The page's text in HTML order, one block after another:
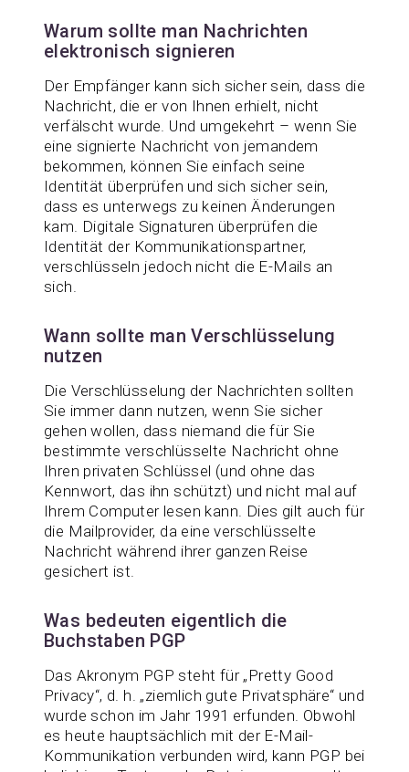
Warum sollte man Nachrichten
elektronisch signieren
Der Empfänger kann sich sicher sein, dass die
Nachricht, die er von Ihnen erhielt, nicht
verfälscht wurde. Und umgekehrt – wenn Sie
eine signierte Nachricht von jemandem
bekommen, können Sie einfach seine
Identität überprüfen und sich sicher sein,
dass es unterwegs zu keinen Änderungen
kam. Digitale Signaturen überprüfen die
Identität der Kommunikationspartner,
verschlüsseln jedoch nicht die E-Mails an
sich.
Wann sollte man Verschlüsselung
nutzen
Die Verschlüsselung der Nachrichten sollten
Sie immer dann nutzen, wenn Sie sicher
gehen wollen, dass niemand die für Sie
bestimmte verschlüsselte Nachricht ohne
Ihren privaten Schlüssel (und ohne das
Kennwort, das ihn schützt) und nicht mal auf
Ihrem Computer lesen kann. Dies gilt auch für
die Mailprovider, da eine verschlüsselte
Nachricht während ihrer ganzen Reise
gesichert ist.
Was bedeuten eigentlich die
Buchstaben PGP
Das Akronym PGP steht für „Pretty Good
Privacy“, d. h. „ziemlich gute Privatsphäre“ und
wurde schon im Jahr 1991 erfunden. Obwohl
es heute hauptsächlich mit der E-Mail-
Kommunikation verbunden wird, kann PGP bei